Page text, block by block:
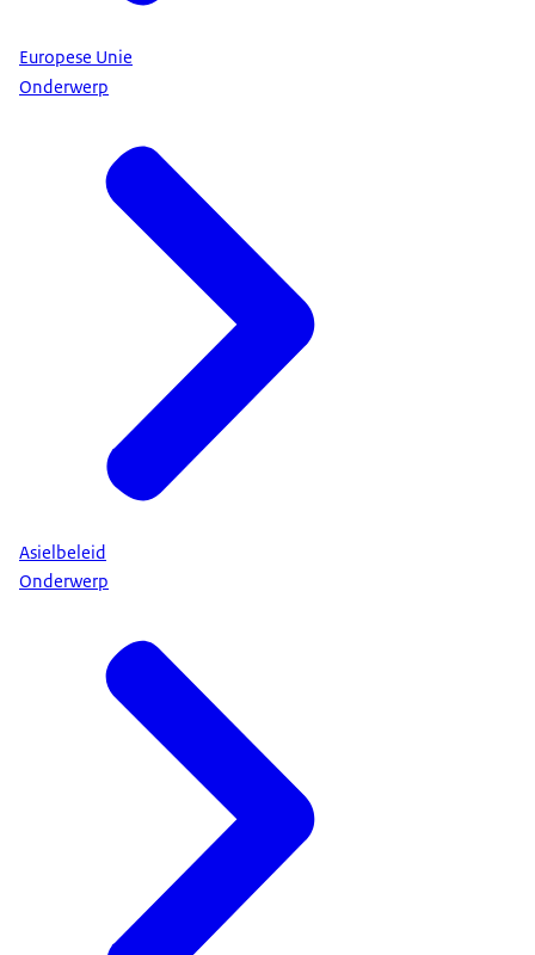
Europese Unie
Onderwerp
Asielbeleid
Onderwerp